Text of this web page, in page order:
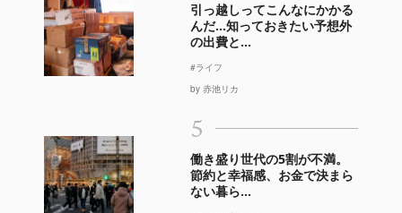
引っ越しってこんなにかかる
んだ…知っておきたい予想外
の出費と...
#ライフ
by 赤池リカ
5
働き盛り世代の5割が不満。
節約と幸福感、お金で決まら
ない暮ら...